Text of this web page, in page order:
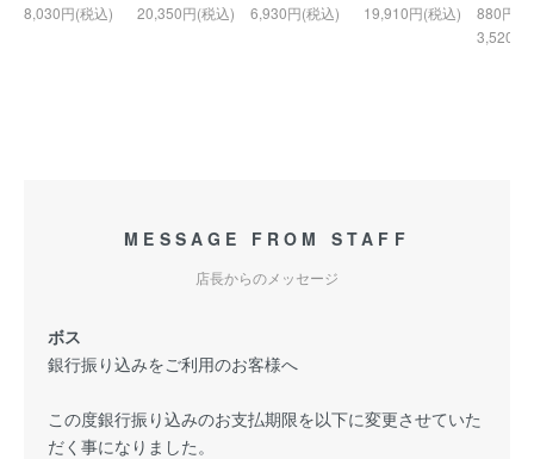
8,030円(税込) 20,350円(税込) 6,930円(税込) 19,910円(税込)
880円(
3,520円
MESSAGE FROM STAFF
店長からのメッセージ
ボス
銀行振り込みをご利用のお客様へ
この度銀行振り込みのお支払期限を以下に変更させていた
だく事になりました。